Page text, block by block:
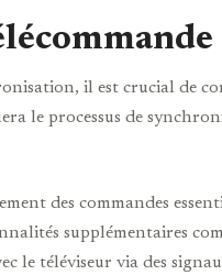
il est crucial de
le processus de
des commandes
supplémentaires
le téléviseur via des